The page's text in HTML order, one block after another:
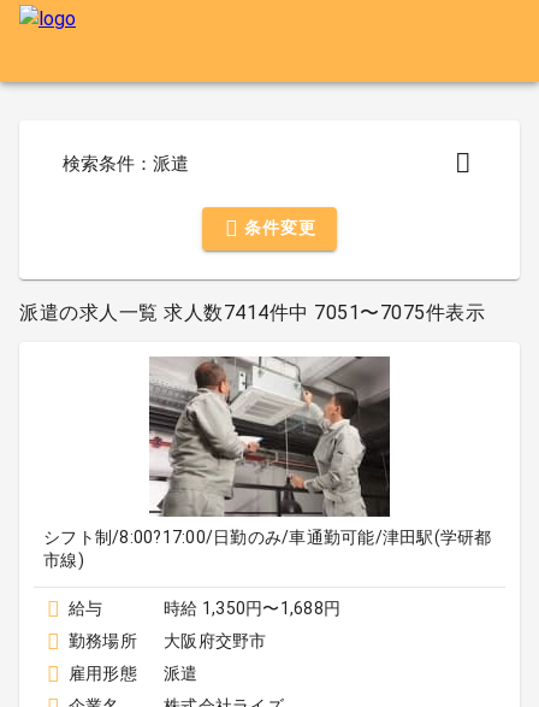
検索条件：派遣
条件変更
派遣の求人一覧 求人数7414件中 7051〜7075件表示
シフト制/8:00?17:00/日勤のみ/車通勤可能/津田駅(学研都
市線)
給与
時給 1,350円〜1,688円
勤務場所
大阪府交野市
雇用形態
派遣